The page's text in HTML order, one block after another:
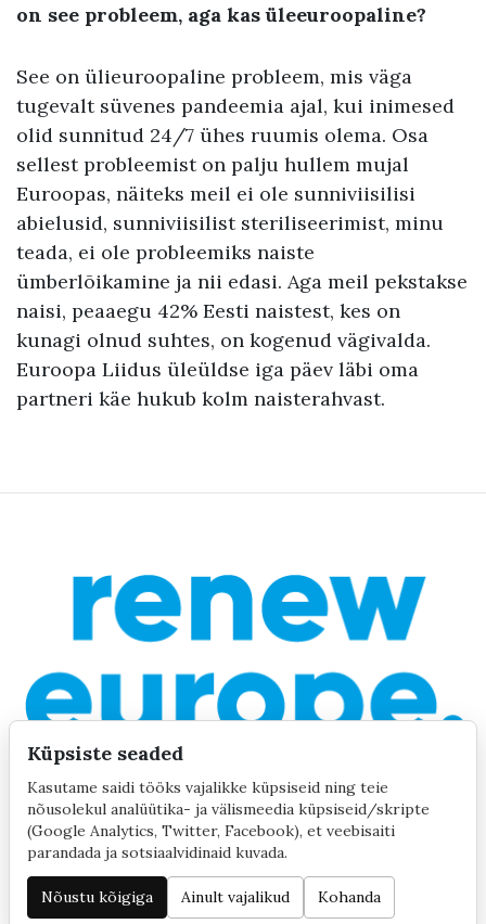
on see probleem, aga kas üleeuroopaline?
See on ülieuroopaline probleem, mis väga
tugevalt süvenes pandeemia ajal, kui inimesed
olid sunnitud 24/7 ühes ruumis olema. Osa
sellest probleemist on palju hullem mujal
Euroopas, näiteks meil ei ole sunniviisilisi
abielusid, sunniviisilist steriliseerimist, minu
teada, ei ole probleemiks naiste
ümberlõikamine ja nii edasi. Aga meil pekstakse
naisi, peaaegu 42% Eesti naistest, kes on
kunagi olnud suhtes, on kogenud vägivalda.
Euroopa Liidus üleüldse iga päev läbi oma
partneri käe hukub kolm naisterahvast.
©2020 by Yana Toom Küpsiste seaded
Küpsiste seaded
Kasutame saidi tööks vajalikke küpsiseid ning teie
nõusolekul analüütika- ja välismeedia küpsiseid/skripte
(Google Analytics, Twitter, Facebook), et veebisaiti
parandada ja sotsiaalvidinaid kuvada.
Nõustu kõigiga Ainult vajalikud Kohanda